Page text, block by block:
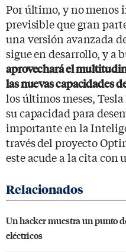
Por último, y no menos
previsible que gran
una versión avanzada
sigue en desarrollo, y a
aprovechará el
las nuevas capacidades
los últimos meses,
su capacidad para
importante en la
través del proyecto
este acude a la cita con
Un hacker muestra un punto
eléctricos